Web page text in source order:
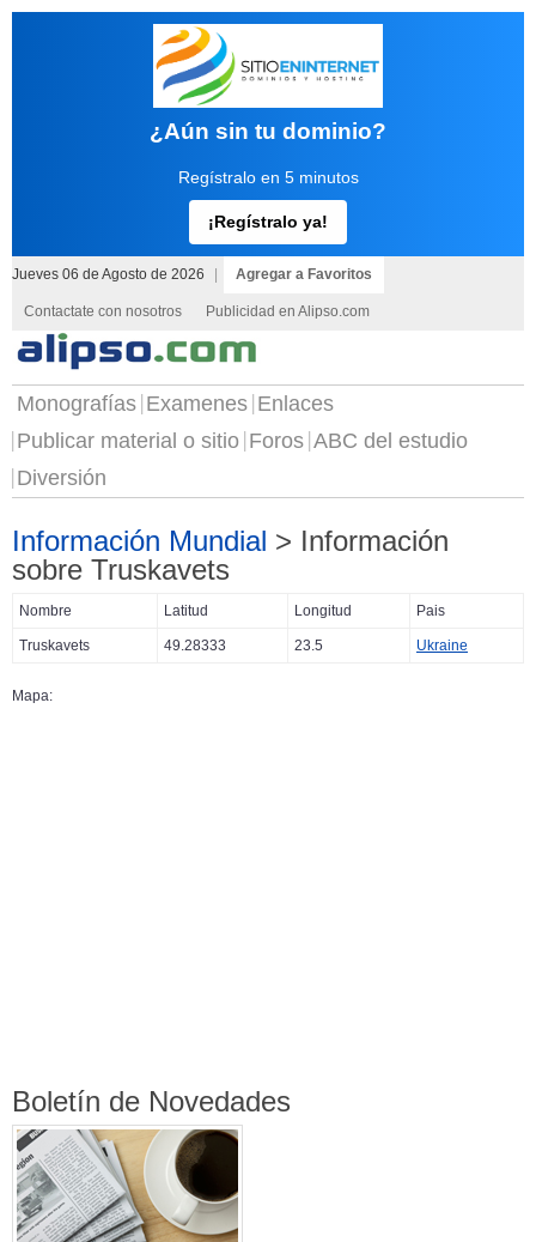
¿Aún sin tu dominio?
Regístralo en 5 minutos
¡Regístralo ya!
Jueves 06 de Agosto de 2026 Agregar a Favoritos
Contactate con nosotros Publicidad en Alipso.com
Monografías Examenes Enlaces
Publicar material o sitio Foros ABC del estudio
Diversión
Información Mundial > Información
sobre Truskavets
Nombre Latitud Longitud Pais
Truskavets 49.28333 23.5 Ukraine
Mapa:
Boletín de Novedades